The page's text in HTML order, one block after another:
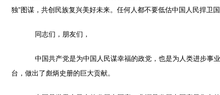
独”图谋，共创民族复兴美好未来。任何人都不要低估中国人民捍卫
同志们，朋友们，
中国共产党是为中国人民谋幸福的政党，也是为人类进步事业
台，做出了彪炳史册的巨大贡献。